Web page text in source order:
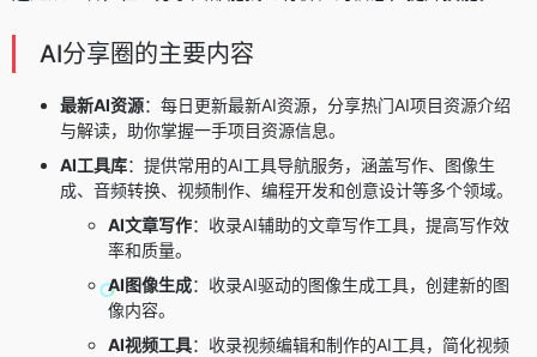
AI分享圈的主要内容
最新AI资源：每日更新最新AI资源，分享热门AI项目资源介绍
与解读，助你掌握一手项目资源信息。
AI工具库：提供常用的AI工具导航服务，涵盖写作、图像生
成、音频转换、视频制作、编程开发和创意设计等多个领域。
AI文章写作：收录AI辅助的文章写作工具，提高写作效
率和质量。
AI图像生成：收录AI驱动的图像生成工具，创建新的图
像内容。
AI视频工具：收录视频编辑和制作的AI工具，简化视频